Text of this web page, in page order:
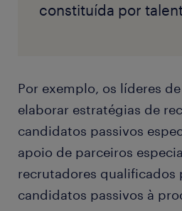
constituída por
Por exemplo, os líderes
elaborar estratégias de
candidatos passivos
apoio de parceiros
recrutadores qualificados
candidatos passivos à